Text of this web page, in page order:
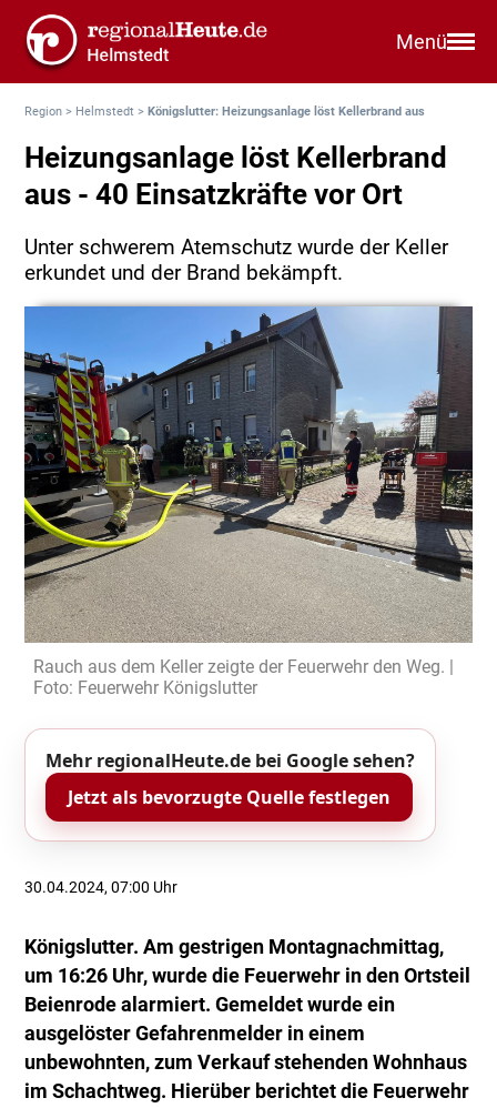
Menü
Region > Helmstedt >Königslutter: Heizungsanlage löst Kellerbrand aus
Heizungsanlage löst Kellerbrand
aus - 40 Einsatzkräfte vor Ort
Unter schwerem Atemschutz wurde der Keller
erkundet und der Brand bekämpft.
Rauch aus dem Keller zeigte der Feuerwehr den Weg. |
Foto: Feuerwehr Königslutter
Mehr regionalHeute.de bei Google sehen?
Jetzt als bevorzugte Quelle festlegen
30.04.2024, 07:00 Uhr
Königslutter. Am gestrigen Montagnachmittag,
um 16:26 Uhr, wurde die Feuerwehr in den Ortsteil
Beienrode alarmiert. Gemeldet wurde ein
ausgelöster Gefahrenmelder in einem
unbewohnten, zum Verkauf stehenden Wohnhaus
im Schachtweg. Hierüber berichtet die Feuerwehr